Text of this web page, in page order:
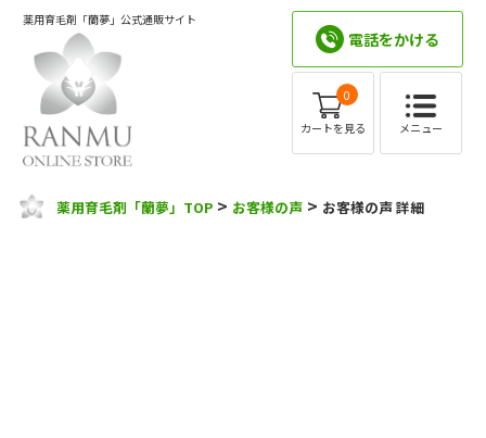
薬用育毛剤「蘭夢」公式通販サイト
電話をかける
0
カートを見る メニュー
薬用育毛剤「蘭夢」TOP > お客様の声 > お客様の声 詳細